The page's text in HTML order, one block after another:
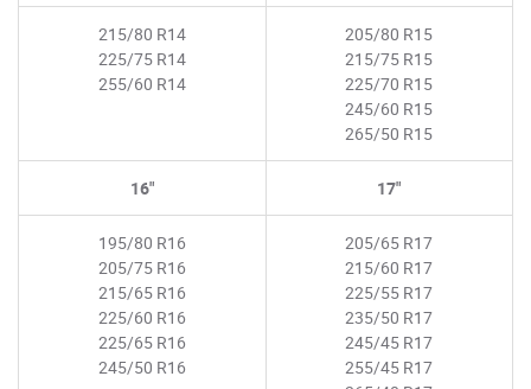
215/80 R14
225/75 R14
255/60 R14
205/80 R15
215/75 R15
225/70 R15
245/60 R15
265/50 R15
16"
195/80 R16
205/75 R16
215/65 R16
225/60 R16
225/65 R16
245/50 R16
17"
205/65 R17
215/60 R17
225/55 R17
235/50 R17
245/45 R17
255/45 R17